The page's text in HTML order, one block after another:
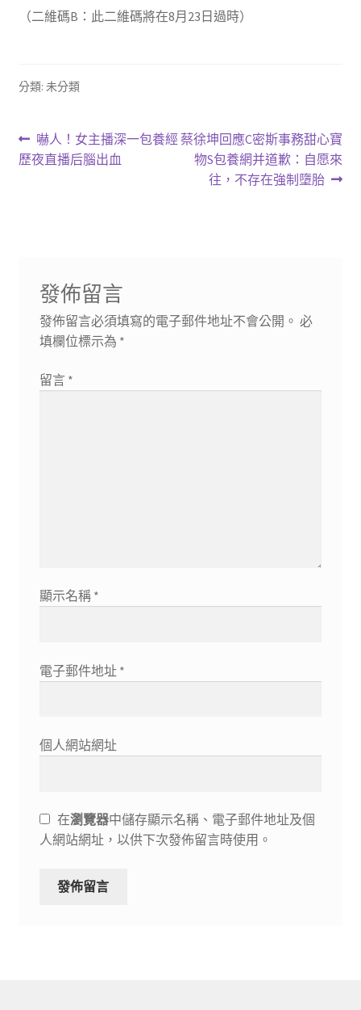
（二維碼B：此二維碼將在8月23日過時）
分類: 未分類
文
章
上
一
嚇人！女主播深一包養經
歷夜直播后腦出血
下
蔡徐坤回應C密斯事務甜心寶
物S包養網并道歉：自愿來
往，不存在強制墮胎
發佈留言
發佈留言必須填寫的電子郵件地址不會公開。 必
填欄位標示為 *
留言 *
顯示名稱 *
電子郵件地址 *
個人網站網址
在瀏覽器中儲存顯示名稱、電子郵件地址及個
人網站網址，以供下次發佈留言時使用。